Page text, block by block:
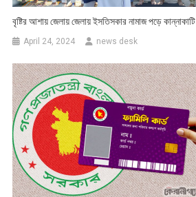
বৃষ্টির আশায় জেলায় জেলায় ইসতিসকার নামাজ পড়ে কান্নাকাটি
April 24, 2024 news desk